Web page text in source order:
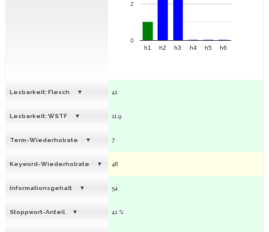
h1 h2 h3 h4 h5 h6
0
2
Lesbarkeit: Flesch 41
Lesbarkeit: WSTF 11.9
Term-Wiederholrate 7
Keyword-Wiederholrate 48
Informationsgehalt 54
Stoppwort-Anteil 41 %